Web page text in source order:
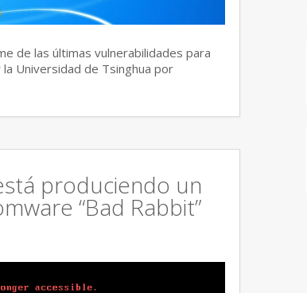
de las últimas vulnerabilidades para
Universidad de Tsinghua por
produciendo un
“Bad Rabbit”